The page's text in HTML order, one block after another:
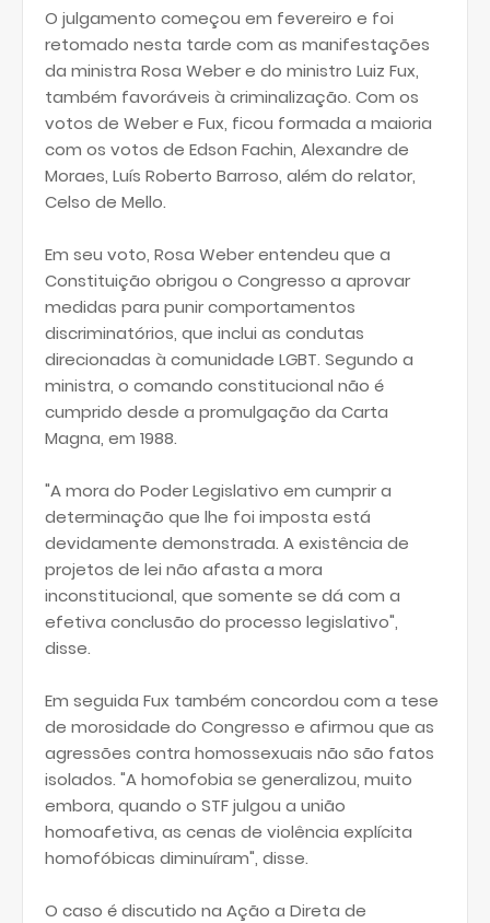
O julgamento começou em fevereiro e foi
retomado nesta tarde com as manifestações
da ministra Rosa Weber e do ministro Luiz Fux,
também favoráveis à criminalização. Com os
votos de Weber e Fux, ficou formada a maioria
com os votos de Edson Fachin, Alexandre de
Moraes, Luís Roberto Barroso, além do relator,
Celso de Mello.
Em seu voto, Rosa Weber entendeu que a
Constituição obrigou o Congresso a aprovar
medidas para punir comportamentos
discriminatórios, que inclui as condutas
direcionadas à comunidade LGBT. Segundo a
ministra, o comando constitucional não é
cumprido desde a promulgação da Carta
Magna, em 1988.
"A mora do Poder Legislativo em cumprir a
determinação que lhe foi imposta está
devidamente demonstrada. A existência de
projetos de lei não afasta a mora
inconstitucional, que somente se dá com a
efetiva conclusão do processo legislativo",
disse.
Em seguida Fux também concordou com a tese
de morosidade do Congresso e afirmou que as
agressões contra homossexuais não são fatos
isolados. "A homofobia se generalizou, muito
embora, quando o STF julgou a união
homoafetiva, as cenas de violência explícita
homofóbicas diminuíram", disse.
O caso é discutido na Ação a Direta de